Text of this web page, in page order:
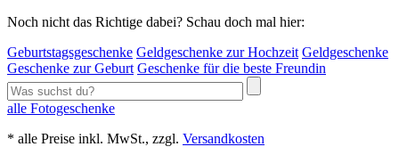
Noch nicht das Richtige dabei? Schau doch mal hier:
Geburtstagsgeschenke Geldgeschenke zur Hochzeit Geldgeschenke
Geschenke zur Geburt Geschenke für die beste Freundin
alle Fotogeschenke
* alle Preise inkl. MwSt., zzgl. Versandkosten